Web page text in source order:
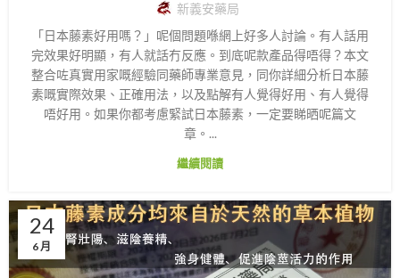
新義安藥局
「日本藤素好用嗎？」呢個問題喺網上好多人討論。有人話用
完效果好明顯，有人就話冇反應。到底呢款產品得唔得？本文
整合咗真實用家嘅經驗同藥師專業意見，同你詳細分析日本藤
素嘅實際效果、正確用法，以及點解有人覺得好用、有人覺得
唔好用。如果你都考慮緊試日本藤素，一定要睇晒呢篇文
章。...
繼續閱讀
24
6 月